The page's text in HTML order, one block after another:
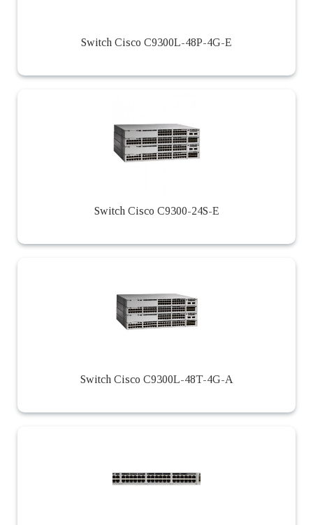
Switch Cisco C9300L-48P-4G-E
Switch Cisco C9300-24S-E
Switch Cisco C9300L-48T-4G-A